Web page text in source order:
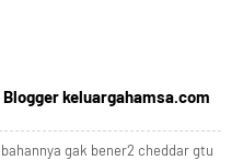
keluargahamsa.com
gak bener2 cheddar gtu